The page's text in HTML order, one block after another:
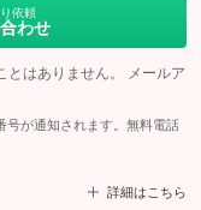
依頼
わせ
とはありません。 メールア
が通知されます。無料電話
詳細はこちら